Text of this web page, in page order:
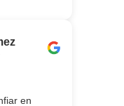
encanto y
y fácil
que lo
en